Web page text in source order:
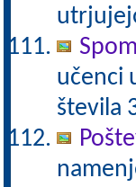
učenci
števila